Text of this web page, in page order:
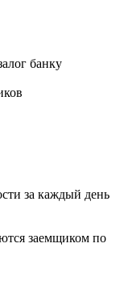
банку
за каждый день
заемщиком по